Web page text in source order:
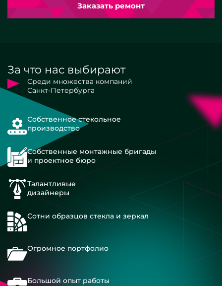
Заказать ремонт
За что нас выбирают
Среди множества компаний
Санкт-Петербурга
Собственное стекольное
производство
Собственные монтажные бригады
и проектное бюро
Талантливые
дизайнеры
Сотни образцов стекла и зеркал
Огромное портфолио
Большой опыт работы